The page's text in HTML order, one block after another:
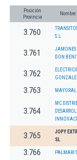
Posición
Provincia
3.760
S.L.
3.761
JAMONES
DON
3.762
3.763 MAYORAL
3.764
MC
3.765
JOPY
SL
3.766 PALMARI